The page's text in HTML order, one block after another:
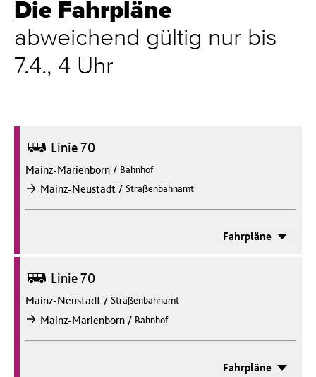
Die Fahrpläne
abweichend gültig nur bis
7.4., 4 Uhr
Bus Linie 70
Mainz-Marienborn / Bahnhof
nachMainz-Neustadt / Straßenbahnamt
Fahrpläne
Bus Linie 70
Mainz-Neustadt / Straßenbahnamt
nachMainz-Marienborn / Bahnhof
Fahrpläne